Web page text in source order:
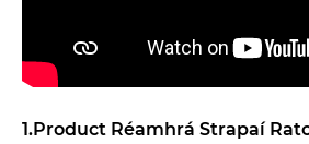
1.Product Réamhrá Strapaí